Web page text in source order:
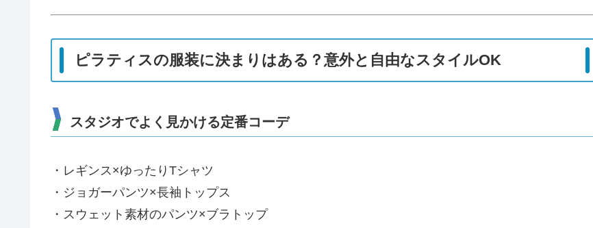
ピラティスの服装に決まりはある？意外と自由なスタイルOK
スタジオでよく見かける定番コーデ
・レギンス×ゆったりTシャツ
・ジョガーパンツ×長袖トップス
・スウェット素材のパンツ×ブラトップ